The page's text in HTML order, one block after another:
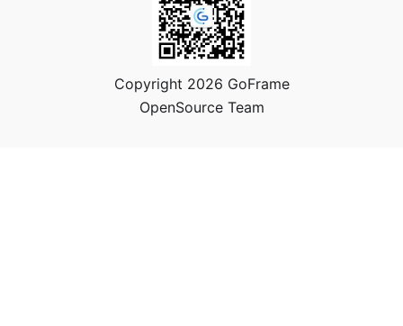
Copyright 2026 GoFrame
OpenSource Team